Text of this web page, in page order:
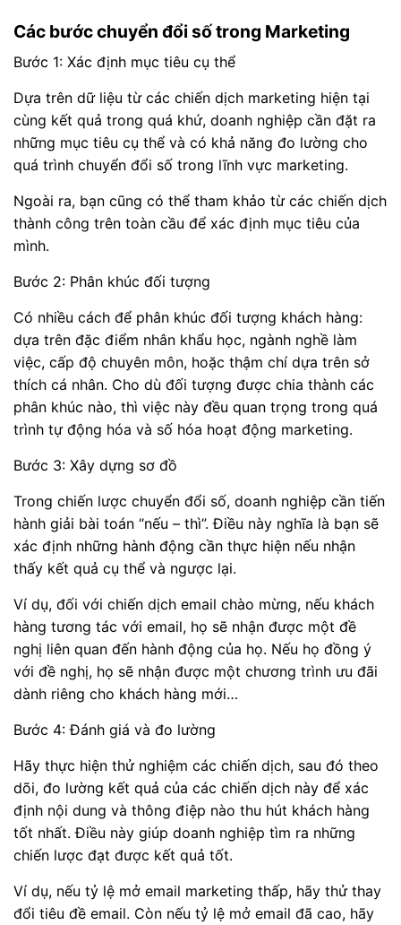
Các bước chuyển đổi số trong Marketing
Bước 1: Xác định mục tiêu cụ thể
Dựa trên dữ liệu từ các chiến dịch marketing hiện tại
cùng kết quả trong quá khứ, doanh nghiệp cần đặt ra
những mục tiêu cụ thể và có khả năng đo lường cho
quá trình chuyển đổi số trong lĩnh vực marketing.
Ngoài ra, bạn cũng có thể tham khảo từ các chiến dịch
thành công trên toàn cầu để xác định mục tiêu của
mình.
Bước 2: Phân khúc đối tượng
Có nhiều cách để phân khúc đối tượng khách hàng:
dựa trên đặc điểm nhân khẩu học, ngành nghề làm
việc, cấp độ chuyên môn, hoặc thậm chí dựa trên sở
thích cá nhân. Cho dù đối tượng được chia thành các
phân khúc nào, thì việc này đều quan trọng trong quá
trình tự động hóa và số hóa hoạt động marketing.
Bước 3: Xây dựng sơ đồ
Trong chiến lược chuyển đổi số, doanh nghiệp cần tiến
hành giải bài toán “nếu – thì”. Điều này nghĩa là bạn sẽ
xác định những hành động cần thực hiện nếu nhận
thấy kết quả cụ thể và ngược lại.
Ví dụ, đối với chiến dịch email chào mừng, nếu khách
hàng tương tác với email, họ sẽ nhận được một đề
nghị liên quan đến hành động của họ. Nếu họ đồng ý
với đề nghị, họ sẽ nhận được một chương trình ưu đãi
dành riêng cho khách hàng mới…
Bước 4: Đánh giá và đo lường
Hãy thực hiện thử nghiệm các chiến dịch, sau đó theo
dõi, đo lường kết quả của các chiến dịch này để xác
định nội dung và thông điệp nào thu hút khách hàng
tốt nhất. Điều này giúp doanh nghiệp tìm ra những
chiến lược đạt được kết quả tốt.
Ví dụ, nếu tỷ lệ mở email marketing thấp, hãy thử thay
đổi tiêu đề email. Còn nếu tỷ lệ mở email đã cao, hãy